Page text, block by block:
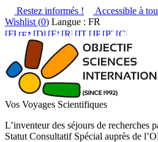
Restez informés ! Accessible à
Wishlist (0) Langue : FR
Vos Voyages Scientifiques
L’inventeur des séjours de recherches
Statut Consultatif Spécial auprès de